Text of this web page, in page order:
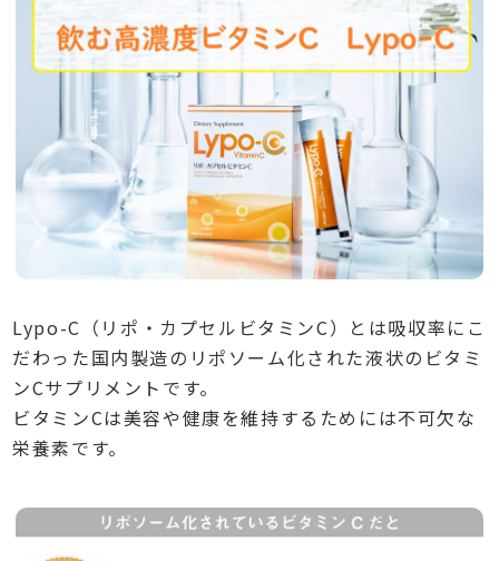
Lypo-C（リポ・カプセルビタミンC）とは吸収率にこ
だわった国内製造のリポソーム化された液状のビタミ
ンCサプリメントです。
ビタミンCは美容や健康を維持するためには不可欠な
栄養素です。